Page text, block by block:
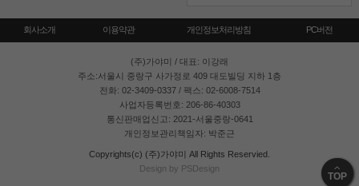
회사소개 이용약관 개인정보처리방침 PC버전
(주)가야미 / 대표: 이강래
주소:서울시 중랑구 사가정로 409 대도빌딩 지하 1층
전화: 02-3409-0337 / 팩스: 02-6008-7514
사업자등록번호: 206-86-40303
통신판매업신고: 2021-서울중랑-0641
개인정보관리책임자: 박준근
Copyrights(c) (주)가야미 All Rights Reservied.
Design by PSDesign
TOP